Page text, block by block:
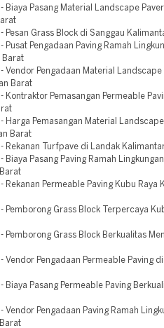
Biaya Pasang Material Landscape
Pesan Grass Block di Sanggau
Pengadaan Paving Ramah
Barat
Vendor Pengadaan Material Landscape
Barat
Kontraktor Pemasangan Permeable
Harga Pemasangan Material
Barat
Rekanan Turfpave di Landak
Biaya Pasang Paving Ramah
Rekanan Permeable Paving Kubu Raya
Pemborong Grass Block Terpercaya
Pemborong Grass Block Berkualitas
Vendor Pengadaan Permeable Paving di
Biaya Pasang Permeable Paving
Vendor Pengadaan Paving Ramah